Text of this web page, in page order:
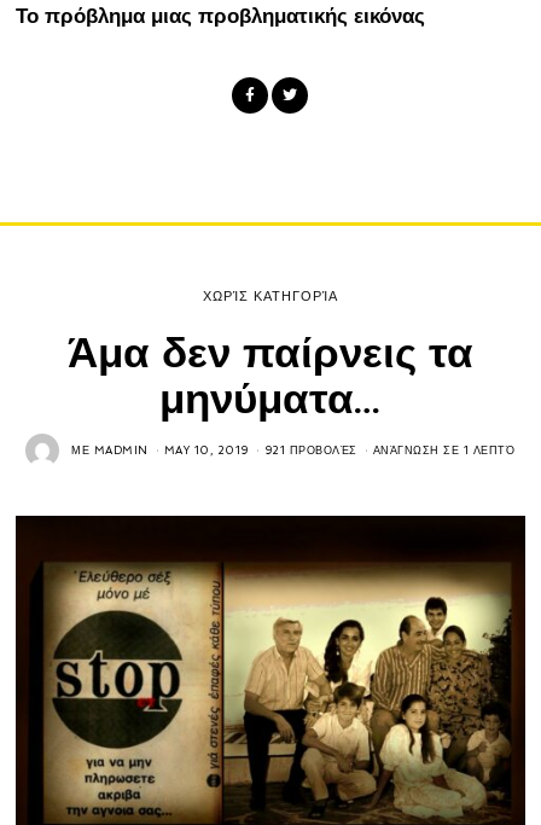
Το πρόβλημα μιας προβληματικής εικόνας
ΧΩΡΊΣ ΚΑΤΗΓΟΡΊΑ
Άμα δεν παίρνεις τα
μηνύματα…
ΜΕ MADMIN MAY 10, 2019 921 ΠΡΟΒΟΛΈΣ ΑΝΆΓΝΩΣΗ ΣΕ 1 ΛΕΠΤΌ